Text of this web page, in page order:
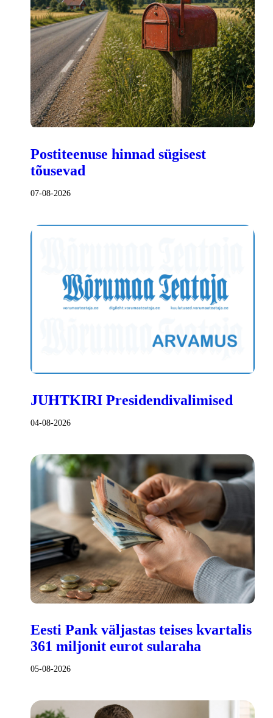
Postiteenuse hinnad sügisest
tõusevad
07-08-2026
JUHTKIRI Presidendivalimised
04-08-2026
Eesti Pank väljastas teises kvartalis
361 miljonit eurot sularaha
05-08-2026